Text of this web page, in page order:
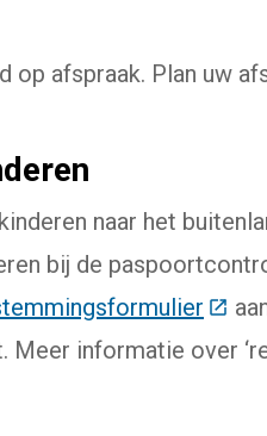
op afspraak. Plan uw
naar het
bij de
Meer informatie over
link gaat naar een